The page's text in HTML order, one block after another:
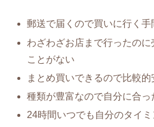
郵送で届くので買いに行く手
わざわざお店まで行ったのに
ことがない
まとめ買いできるので比較
種類が豊富なので自分に合
24時間いつでも自分のタイ